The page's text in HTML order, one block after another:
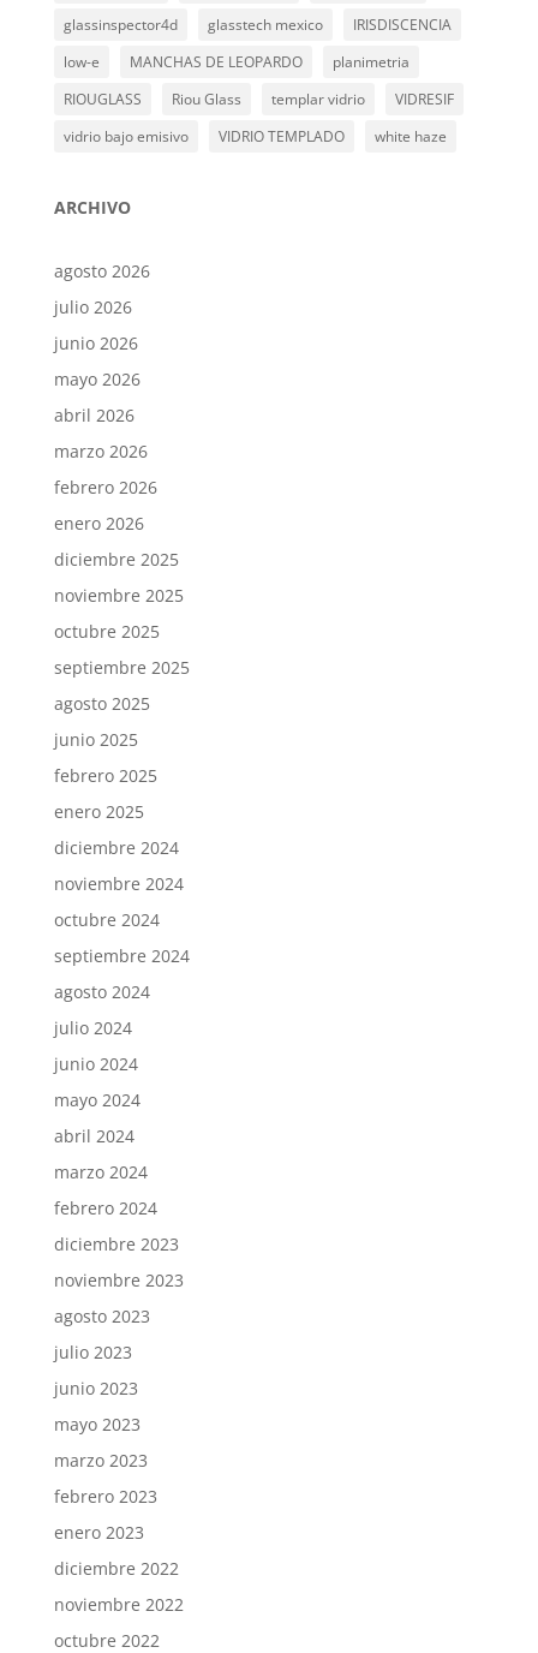
glassinspector4d
glasstech mexico
IRISDISCENCIA
low-e
MANCHAS DE LEOPARDO
planimetria
RIOUGLASS
Riou Glass templar vidrio
VIDRESIF
vidrio bajo emisivo
VIDRIO TEMPLADO white haze
ARCHIVO
agosto 2026
julio 2026
junio 2026
mayo 2026
abril 2026
marzo 2026
febrero 2026
enero 2026
diciembre 2025
noviembre 2025
octubre 2025
septiembre 2025
agosto 2025
junio 2025
febrero 2025
enero 2025
diciembre 2024
noviembre 2024
octubre 2024
septiembre 2024
agosto 2024
julio 2024
junio 2024
mayo 2024
abril 2024
marzo 2024
febrero 2024
diciembre 2023
noviembre 2023
agosto 2023
julio 2023
junio 2023
mayo 2023
marzo 2023
febrero 2023
enero 2023
diciembre 2022
noviembre 2022
octubre 2022